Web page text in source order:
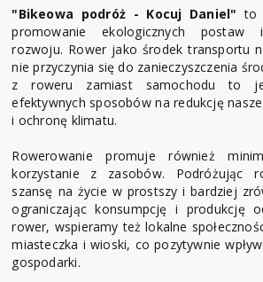
"Bikeowa podróż - Kocuj Daniel" to
promowanie ekologicznych postaw
rozwoju. Rower jako środek transportu
nie przyczynia się do zanieczyszczenia
z roweru zamiast samochodu to
efektywnych sposobów na redukcję
i ochronę klimatu.
Rowerowanie promuje również
korzystanie z zasobów. Podróżując
szansę na życie w prostszy i bardziej
ograniczając konsumpcję i produkcję
rower, wspieramy też lokalne
miasteczka i wioski, co pozytywnie
gospodarki.